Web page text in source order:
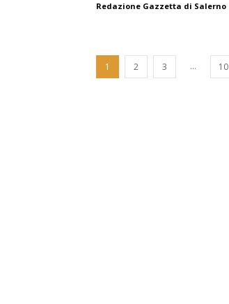
Redazione Gazzetta di Salerno
1 2 3 ... 10